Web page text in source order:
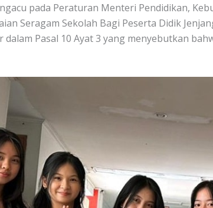
pada Peraturan Menteri Pendidikan,
Seragam Sekolah Bagi Peserta Didik
Pasal 10 Ayat 3 yang menyebutkan